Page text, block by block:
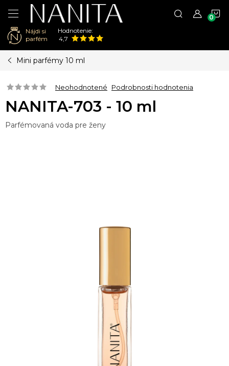
Nájdi si
parfém
Hodnotenie:
4,7
Mini parfémy 10 ml
Neohodnotené Podrobnosti hodnotenia
NANITA-703 - 10 ml
Parfémovaná voda pre ženy